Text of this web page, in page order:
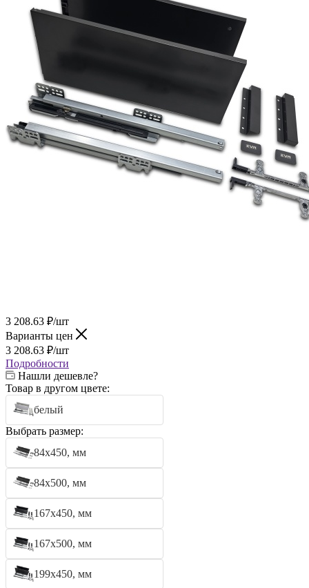
3 208.63 ₽/шт
Варианты цен
3 208.63 ₽/шт
Подробности
Нашли дешевле?
Товар в другом цвете:
белый
Выбрать размер:
84х450, мм
84х500, мм
167х450, мм
167х500, мм
199х450, мм